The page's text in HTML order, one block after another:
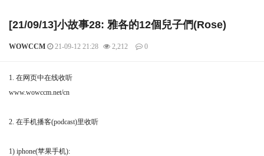
[21/09/13]小故事28: 雅各的12個兒子們(Rose)
WOWCCM 21-09-12 21:28 2,212 0
본문
1. 在网页中在线收听
www.wowccm.net/cn
2. 在手机播客(podcast)里收听
1) iphone(苹果手机):